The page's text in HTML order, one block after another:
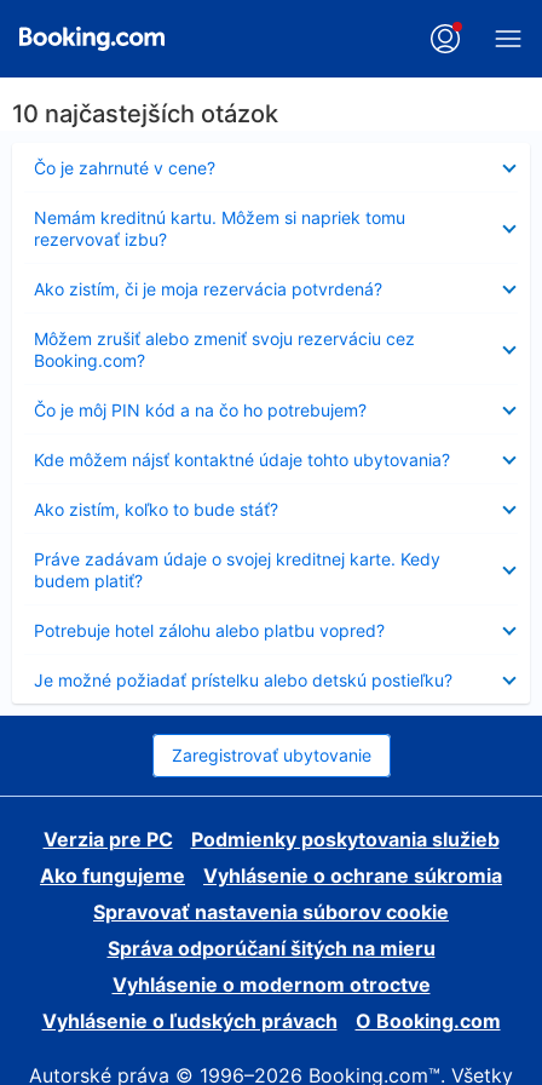
10 najčastejších otázok
Čo je zahrnuté v cene?
Nezobrazuje
sa
Nemám kreditnú kartu. Môžem si napriek tomu
rezervovať izbu?
sa
Ako zistím, či je moja rezervácia potvrdená?
sa
Môžem zrušiť alebo zmeniť svoju rezerváciu cez
Booking.com?
sa
Čo je môj PIN kód a na čo ho potrebujem?
Nezobrazuje
sa
Kde môžem nájsť kontaktné údaje tohto ubytovania?
sa
Ako zistím, koľko to bude stáť?
sa
Práve zadávam údaje o svojej kreditnej karte. Kedy
budem platiť?
sa
Potrebuje hotel zálohu alebo platbu vopred?
sa
Je možné požiadať prístelku alebo detskú postieľku?
sa
Zaregistrovať ubytovanie
Verzia pre PC
Podmienky poskytovania služieb
Ako fungujeme
Vyhlásenie o ochrane súkromia
Spravovať nastavenia súborov cookie
Správa odporúčaní šitých na mieru
Vyhlásenie o modernom otroctve
Vyhlásenie o ľudských právach
O Booking.com
Autorské práva © 1996–2026 Booking.com™. Všetky